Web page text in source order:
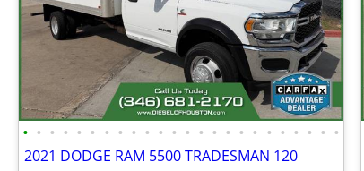
• • • • • • • • • • • • • • • • • • • • • • • •
2021 DODGE RAM 5500 TRADESMAN 120